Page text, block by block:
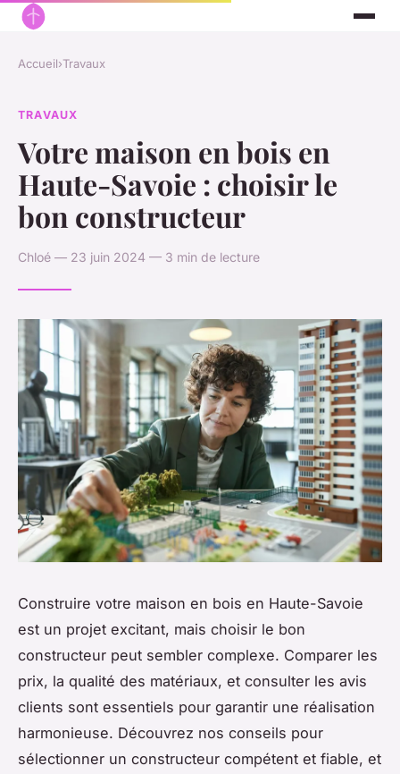
Accueil›Travaux
TRAVAUX
Votre maison en bois en
Haute-Savoie : choisir le
bon constructeur
Chloé — 23 juin 2024 — 3 min de lecture
Construire votre maison en bois en Haute-Savoie
est un projet excitant, mais choisir le bon
constructeur peut sembler complexe. Comparer les
prix, la qualité des matériaux, et consulter les avis
clients sont essentiels pour garantir une réalisation
harmonieuse. Découvrez nos conseils pour
sélectionner un constructeur compétent et fiable, et